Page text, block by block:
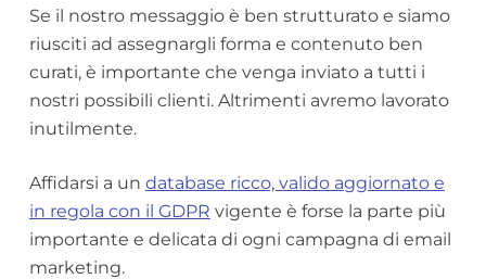
Se il nostro messaggio è ben strutturato e siamo
riusciti ad assegnargli forma e contenuto ben
curati, è importante che venga inviato a tutti i
nostri possibili clienti. Altrimenti avremo lavorato
inutilmente.
Affidarsi a un database ricco, valido aggiornato e
in regola con il GDPR vigente è forse la parte più
importante e delicata di ogni campagna di email
marketing.